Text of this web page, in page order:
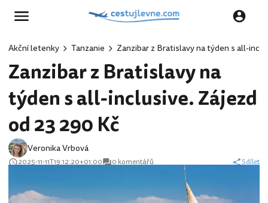
Akční letenky Tanzanie Zanzibar z Bratislavy na týden s all-
Zanzibar z Bratislavy na
týden s all-inclusive. Zájezd
od 23 290 Kč
Veronika Vrbová
2025-11-11T19:12:20+01:00 0 komentářů Sdílet